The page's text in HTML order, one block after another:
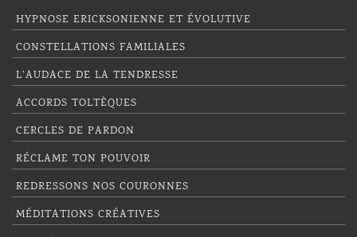
HYPNOSE ERICKSONIENNE ET ÉVOLUTIVE
CONSTELLATIONS FAMILIALES
L’AUDACE DE LA TENDRESSE
ACCORDS TOLTÈQUES
CERCLES DE PARDON
RÉCLAME TON POUVOIR
REDRESSONS NOS COURONNES
MÉDITATIONS CRÉATIVES